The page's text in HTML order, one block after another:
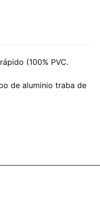
(100% PVC.
de aluminio traba de